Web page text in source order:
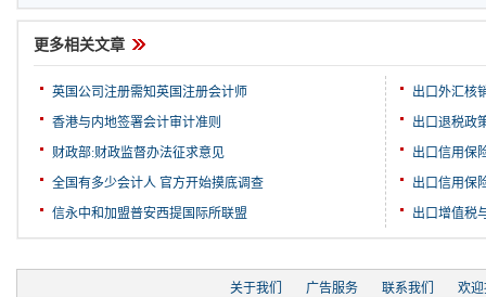
更多相关文章
英国公司注册需知英国注册会计师
香港与内地签署会计审计准则
财政部:财政监督办法征求意见
全国有多少会计人 官方开始摸底调查
信永中和加盟普安西提国际所联盟
出口外汇核
出口退税政
出口信用保
出口信用保
出口增值税
关于我们 广告服务 联系我们
欢